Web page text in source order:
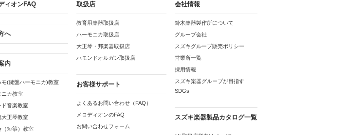
ィオンFAQ
へ
内
モ(鍵盤ハーモニカ)教室
ニカ教室
ド音楽教室
大正琴教室
（短箏）教室
取扱店
教育用楽器取扱店
ハーモニカ取扱店
大正琴・邦楽器取扱店
ハモンドオルガン取扱店
お客様サポート
よくあるお問い合わせ（FAQ）
メロディオンのFAQ
お問い合わせフォーム
会社情報
鈴木楽器製作所について
グループ会社
スズキグループ販売ポリシー
営業所一覧
採用情報
スズキ楽器グループが目指す
SDGs
スズキ楽器製品カタログ一覧